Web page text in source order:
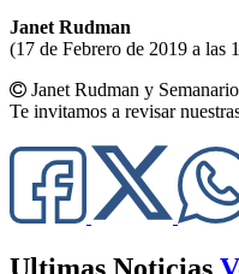
Janet Rudman
(17 de Febrero de 2019 a las
Janet Rudman y
Te invitamos a revisar
Ultimas Noticias